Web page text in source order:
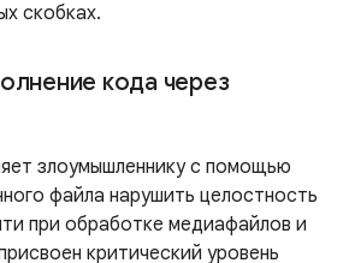
скобках.
кода через
злоумышленнику с помощью
файла нарушить целостность
при обработке медиафайлов и
критический уровень